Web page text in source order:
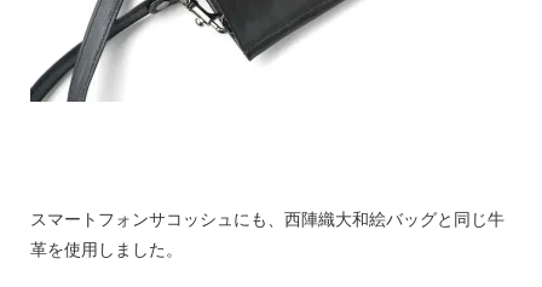
スマートフォンサコッシュにも、西陣織大和絵バッグと同じ牛
革を使用しました。